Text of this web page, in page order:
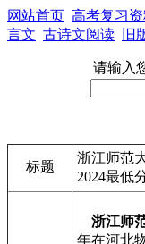
网站首页 高考复习
言文 古诗文阅读 旧
请输入
标题
浙江师范
2024最低
浙江师
年在河北